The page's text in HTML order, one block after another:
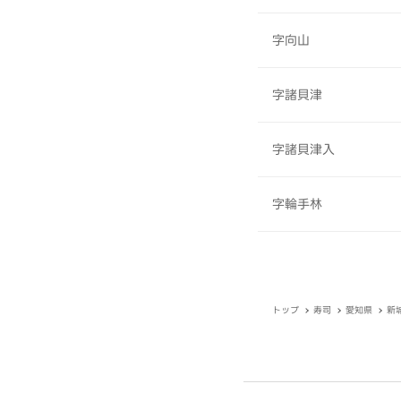
字向山
字諸貝津
字諸貝津入
字輪手林
トップ 寿司 愛知県 新